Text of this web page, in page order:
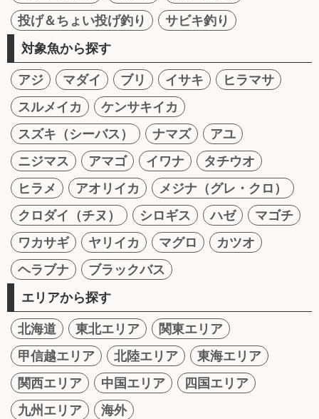
投げ＆ちょい投げ釣り
サビキ釣り
対象魚から探す
アジ マダイ ブリ イサキ
ヒラマサ
スルメイカ
ケンサキイカ
スズキ（シーバス）
ナマズ
アユ
ニジマス
アマゴ イワナ
タチウオ
ヒラメ
アオリイカ
メジナ（グレ・クロ）
クロダイ（チヌ）
シロギス ハゼ
マゴチ
ワカサギ
ヤリイカ マグロ
カツオ
ヘラブナ
ブラックバス
エリアから探す
北海道 東北エリア
関東エリア
甲信越エリア
北陸エリア
東海エリア
関西エリア
中国エリア
四国エリア
九州エリア
海外